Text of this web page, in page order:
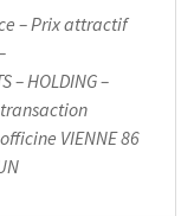
– Prix attractif
– HOLDING –
transaction
VIENNE 86